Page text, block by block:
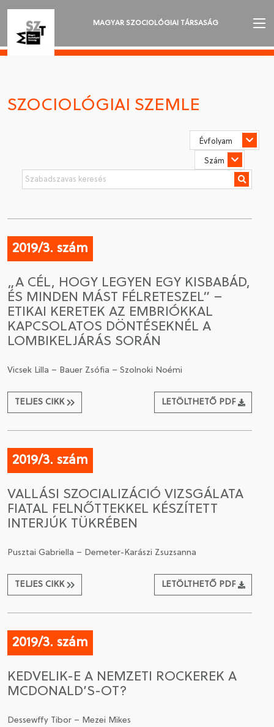
MAGYAR SZOCIOLÓGIAI TÁRSASÁG
SZOCIOLÓGIAI SZEMLE
CSATLAKOZÁS A TÁRSASÁGHOZ / MEGÚJÍTOM A
TAGSÁGOMAT
SZOCIOLÓGIAI SZEMLE
2019/3. szám
„A CÉL, HOGY LEGYEN EGY KISBABÁD,
ÉS MINDEN MÁST FÉLRETESZEL” –
ETIKAI KERETEK AZ EMBRIÓKKAL
KAPCSOLATOS DÖNTÉSEKNÉL A
LOMBIKELJÁRÁS SORÁN
Vicsek Lilla – Bauer Zsófia – Szolnoki Noémi
TELJES CIKK LETÖLTHETŐ PDF
2019/3. szám
VALLÁSI SZOCIALIZÁCIÓ VIZSGÁLATA
FIATAL FELNŐTTEKKEL KÉSZÍTETT
INTERJÚK TÜKRÉBEN
Pusztai Gabriella – Demeter-Karászi Zsuzsanna
TELJES CIKK LETÖLTHETŐ PDF
2019/3. szám
KEDVELIK-E A NEMZETI ROCKEREK A
MCDONALD’S-OT?
Dessewffy Tibor – Mezei Mikes